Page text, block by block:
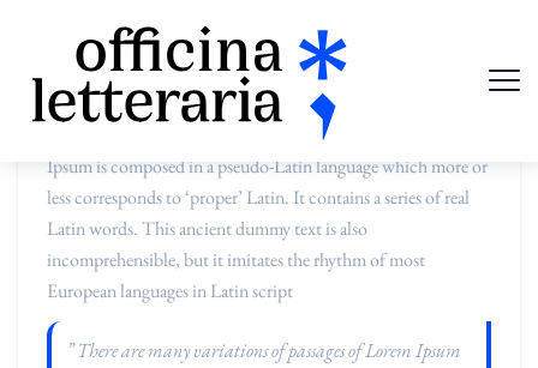
The most well-known dummy text is the ‘Lorem Ipsum’,
which is said to have originated in the 16th century. Lorem
Ipsum is composed in a pseudo-Latin language which more or
less corresponds to ‘proper’ Latin. It contains a series of real
Latin words. This ancient dummy text is also
incomprehensible, but it imitates the rhythm of most
European languages in Latin script
” There are many variations of passages of Lorem Ipsum